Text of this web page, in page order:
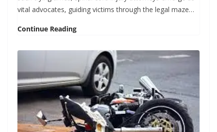
vital advocates, guiding victims through the legal maze…
Continue Reading